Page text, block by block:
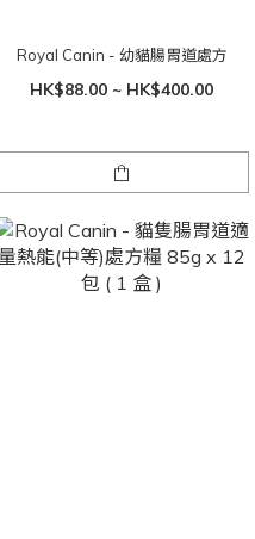
Royal Canin - 幼貓腸胃道處方
HK$88.00 ~ HK$400.00